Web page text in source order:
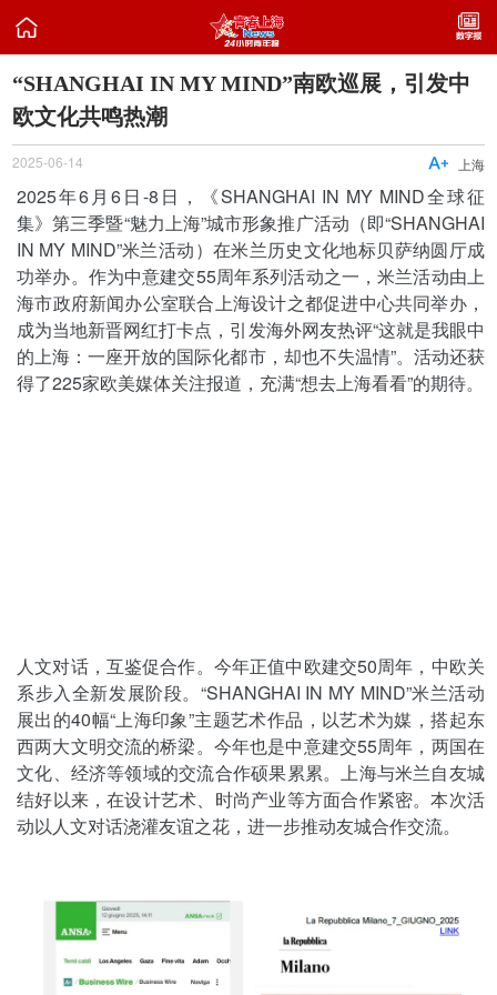

“SHANGHAI IN MY MIND”南欧巡展，引发中
欧文化共鸣热潮
2025-06-14 上海

2025年6月6日-8日，《SHANGHAI IN MY MIND全球征
集》第三季暨“魅力上海”城市形象推广活动（即“SHANGHAI
IN MY MIND”米兰活动）在米兰历史文化地标贝萨纳圆厅成
功举办。作为中意建交55周年系列活动之一，米兰活动由上
海市政府新闻办公室联合上海设计之都促进中心共同举办，
成为当地新晋网红打卡点，引发海外网友热评“这就是我眼中
的上海：一座开放的国际化都市，却也不失温情”。活动还获
得了225家欧美媒体关注报道，充满“想去上海看看”的期待。
人文对话，互鉴促合作。今年正值中欧建交50周年，中欧关
系步入全新发展阶段。“SHANGHAI IN MY MIND”米兰活动
展出的40幅“上海印象”主题艺术作品，以艺术为媒，搭起东
西两大文明交流的桥梁。今年也是中意建交55周年，两国在
文化、经济等领域的交流合作硕果累累。上海与米兰自友城
结好以来，在设计艺术、时尚产业等方面合作紧密。本次活
动以人文对话浇灌友谊之花，进一步推动友城合作交流。